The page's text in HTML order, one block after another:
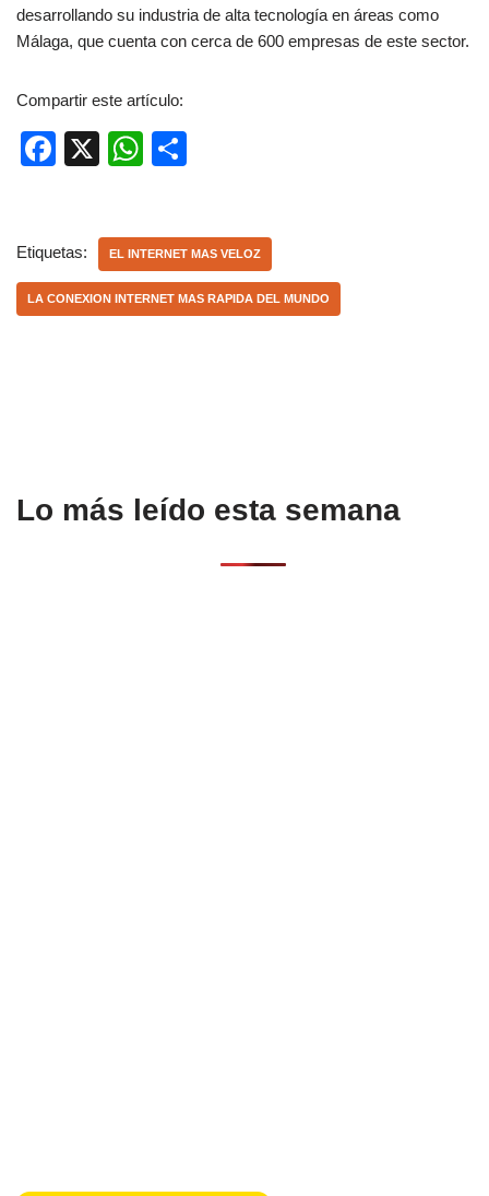
desarrollando su industria de alta tecnología en áreas como
Málaga, que cuenta con cerca de 600 empresas de este sector.
Compartir este artículo:
F
e
b
o
X
W
s
A
p
p
ar
tir
Etiquetas: EL INTERNET MAS VELOZ
LA CONEXION INTERNET MAS RAPIDA DEL MUNDO
Lo más leído esta semana